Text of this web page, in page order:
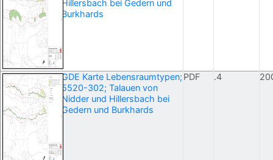
Hillersbach bei Gedern und
Burkhards
GDE Karte Lebensraumtypen;
5520-302; Talauen von
Nidder und Hillersbach bei
Gedern und Burkhards
PDF .4